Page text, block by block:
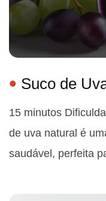
Suco de
15 minutos
de uva natural é
saudável, perfeita